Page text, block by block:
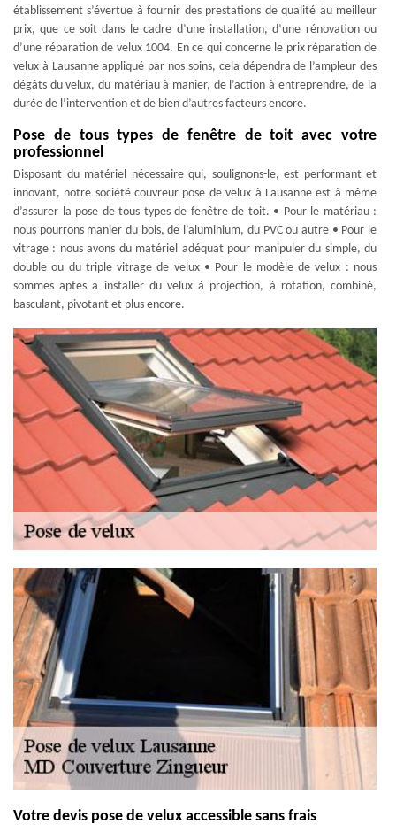
établissement s’évertue à fournir des prestations de qualité au meilleur
prix, que ce soit dans le cadre d’une installation, d’une rénovation ou
d’une réparation de velux 1004. En ce qui concerne le prix réparation de
velux à Lausanne appliqué par nos soins, cela dépendra de l’ampleur des
dégâts du velux, du matériau à manier, de l’action à entreprendre, de la
durée de l’intervention et de bien d’autres facteurs encore.
Pose de tous types de fenêtre de toit avec votre
professionnel
Disposant du matériel nécessaire qui, soulignons-le, est performant et
innovant, notre société couvreur pose de velux à Lausanne est à même
d’assurer la pose de tous types de fenêtre de toit. • Pour le matériau :
nous pourrons manier du bois, de l’aluminium, du PVC ou autre • Pour le
vitrage : nous avons du matériel adéquat pour manipuler du simple, du
double ou du triple vitrage de velux • Pour le modèle de velux : nous
sommes aptes à installer du velux à projection, à rotation, combiné,
basculant, pivotant et plus encore.
Votre devis pose de velux accessible sans frais